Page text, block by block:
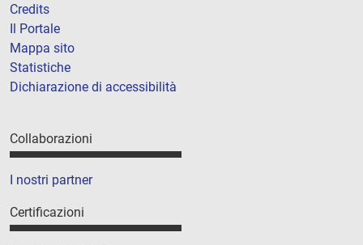
Credits
Il Portale
Mappa sito
Statistiche
Dichiarazione di accessibilità
Collaborazioni
I nostri partner
Certificazioni